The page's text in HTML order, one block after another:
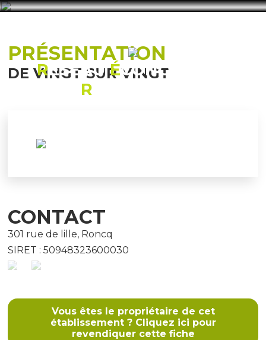
R ÉSEAUÉCONOMIQUE
R
Vous êtes le propriétaire de cet
établissement ? Cliquez ici pour
revendiquer cette fiche
PRÉSENTATION
DE VINGT SUR VINGT
CONTACT
301 rue de lille, Roncq
SIRET : 50948323600030